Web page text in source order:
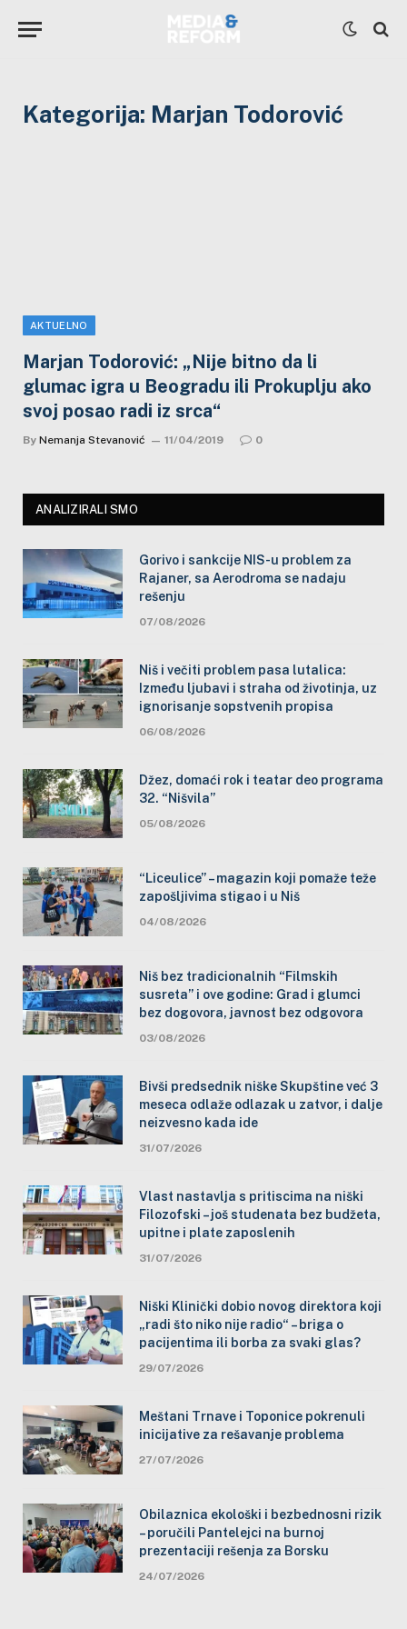
Kategorija: Marjan Todorović
AKTUELNO
Marjan Todorović: „Nije bitno da li
glumac igra u Beogradu ili Prokuplju ako
svoj posao radi iz srca“
By Nemanja Stevanović 11/04/2019 0
ANALIZIRALI SMO
Gorivo i sankcije NIS-u problem za
Rajaner, sa Aerodroma se nadaju
rešenju
07/08/2026
Niš i večiti problem pasa lutalica:
Između ljubavi i straha od životinja, uz
ignorisanje sopstvenih propisa
06/08/2026
Džez, domaći rok i teatar deo programa
32. “Nišvila”
05/08/2026
“Liceulice” – magazin koji pomaže teže
zapošljivima stigao i u Niš
04/08/2026
Niš bez tradicionalnih “Filmskih
susreta” i ove godine: Grad i glumci
bez dogovora, javnost bez odgovora
03/08/2026
Bivši predsednik niške Skupštine već 3
meseca odlaže odlazak u zatvor, i dalje
neizvesno kada ide
31/07/2026
Vlast nastavlja s pritiscima na niški
Filozofski – još studenata bez budžeta,
upitne i plate zaposlenih
31/07/2026
Niški Klinički dobio novog direktora koji
„radi što niko nije radio“ – briga o
pacijentima ili borba za svaki glas?
29/07/2026
Meštani Trnave i Toponice pokrenuli
inicijative za rešavanje problema
27/07/2026
Obilaznica ekološki i bezbednosni rizik
– poručili Pantelejci na burnoj
prezentaciji rešenja za Borsku
24/07/2026